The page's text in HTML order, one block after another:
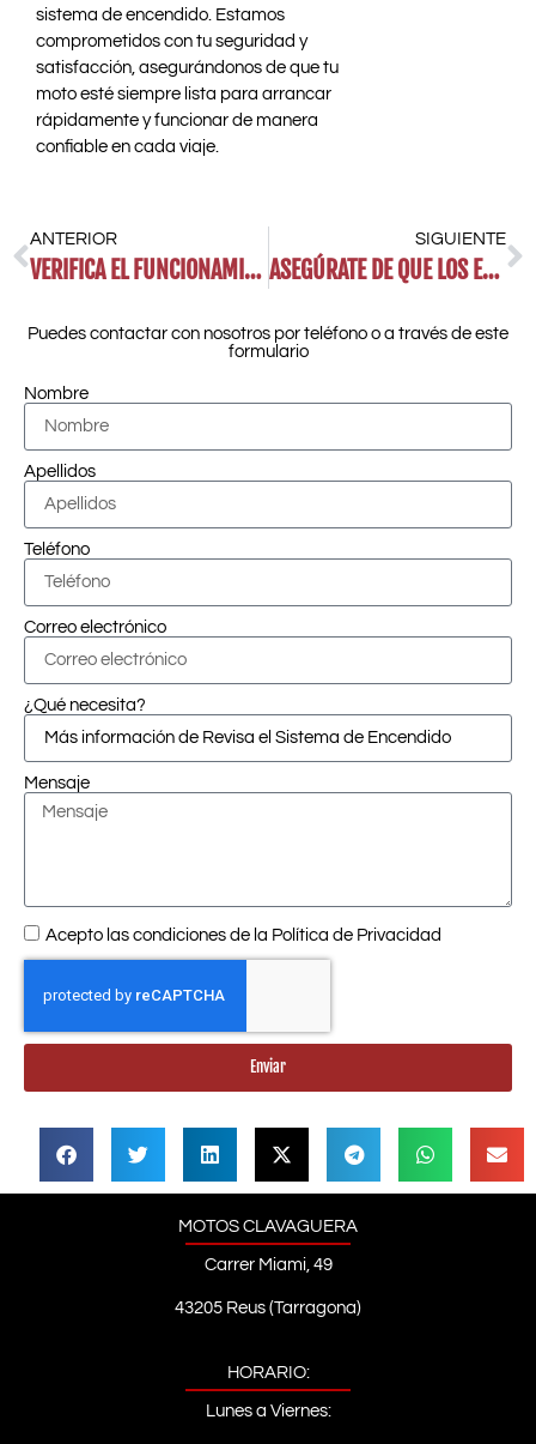
sistema de encendido. Estamos
comprometidos con tu seguridad y
satisfacción, asegurándonos de que tu
moto esté siempre lista para arrancar
rápidamente y funcionar de manera
confiable en cada viaje.
ANTERIOR
VERIFICA EL FUNCIONAMIENTO DEL ACELERADOR
SIGUIENTE
ASEGÚRATE DE QUE LOS ESPEJOS ESTÉN BIEN AJUSTADOS
Puedes contactar con nosotros por teléfono o a través de este
formulario
Nombre
Apellidos
Teléfono
Correo electrónico
¿Qué necesita?
Mensaje
Acepto las condiciones de la Política de Privacidad
Enviar
MOTOS CLAVAGUERA
Carrer Miami, 49
43205 Reus (Tarragona)
HORARIO:
Lunes a Viernes: